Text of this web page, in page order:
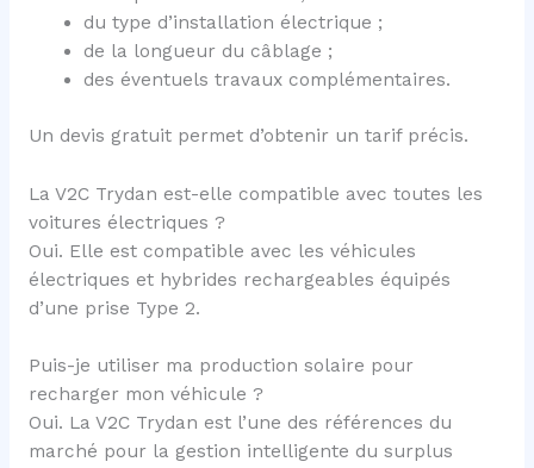
du type d’installation électrique ;
de la longueur du câblage ;
des éventuels travaux complémentaires.
Un devis gratuit permet d’obtenir un tarif précis.
La V2C Trydan est-elle compatible avec toutes les
voitures électriques ?
Oui. Elle est compatible avec les véhicules
électriques et hybrides rechargeables équipés
d’une prise Type 2.
Puis-je utiliser ma production solaire pour
recharger mon véhicule ?
Oui. La V2C Trydan est l’une des références du
marché pour la gestion intelligente du surplus